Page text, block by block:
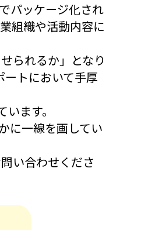
パッケージ化され
組織や活動内容に
られるか」となり
ートにおいて手厚
ます。
に一線を画してい
い合わせくださ